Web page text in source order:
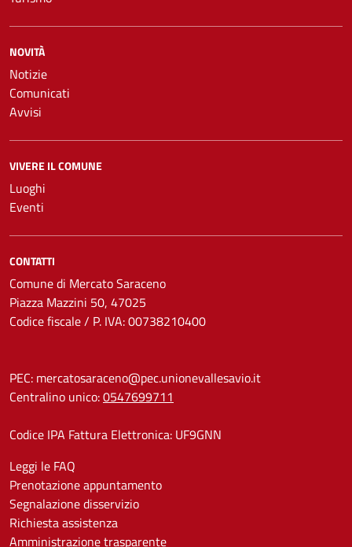
NOVITÀ
Notizie
Comunicati
Avvisi
VIVERE IL COMUNE
Luoghi
Eventi
CONTATTI
Comune di Mercato Saraceno
Piazza Mazzini 50, 47025
Codice fiscale / P. IVA: 00738210400
PEC: mercatosaraceno@pec.unionevallesavio.it
Centralino unico:0547699711
Codice IPA Fattura Elettronica: UF9GNN
Leggi le FAQ
Prenotazione appuntamento
Segnalazione disservizio
Richiesta assistenza
Amministrazione trasparente